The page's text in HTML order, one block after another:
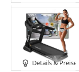
Details & Preise